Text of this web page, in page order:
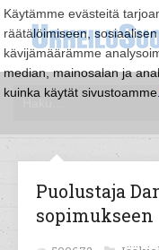
Käytämme evästeitä
räätälöimiseen,
kävijämäärämme
median, mainosalan ja
kuinka käytät sivustoamme.
Puolustaja
sopimukseen